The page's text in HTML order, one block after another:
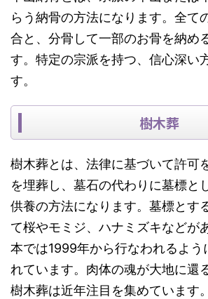
らう納骨の方法になります。全て
合と、分骨して一部のお骨を納め
す。 特定の宗派を持つ、信心深い
す。
樹木葬
樹木葬とは、法律に基づいて許可
を埋葬し、墓石の代わりに墓標と
供養の方法になります。墓標とす
て桜やモミジ、ハナミズキなどが
本では1999年から行なわれるよう
れています。 肉体の魂が大地に還
樹木葬は近年注目を集めています。